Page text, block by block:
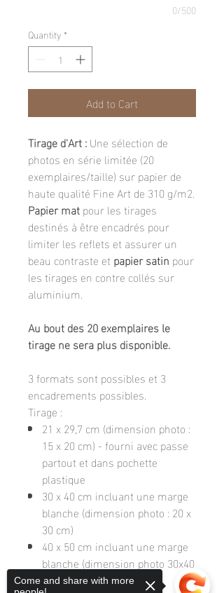
0/500
Quantity *
Add to Cart
Tirage d'Art :Une sélection de
photos en série limitée (20
exemplaires/taille) sur papier de
haute qualité Fine Art de 310 g/m2.
Papier matpour les tirages
destinés à être encadrés pour
limiter les reflets et assurer un
beau contraste et papier satin pour
les tirages en contre collés sur
aluminium.
Au bout des 20 exemplaires le
tirage ne sera plus disponible.
3 formats sont possibles et 3
encadrements possibles.
Tirage :
21 x 29,7 cm (dimension photo :
15 x 20 cm) - fourni avec passe
partout et dans pochette
plastique
30 x 40 cm incluant une marge
blanche (dimension photo : 20 x
30 cm)
40 x 50 cm incluant une marge
blanche (dimension photo 30x40
cm)
Come and share with more